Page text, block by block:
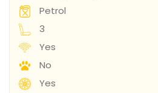
Petrol
3
Yes
No
Yes